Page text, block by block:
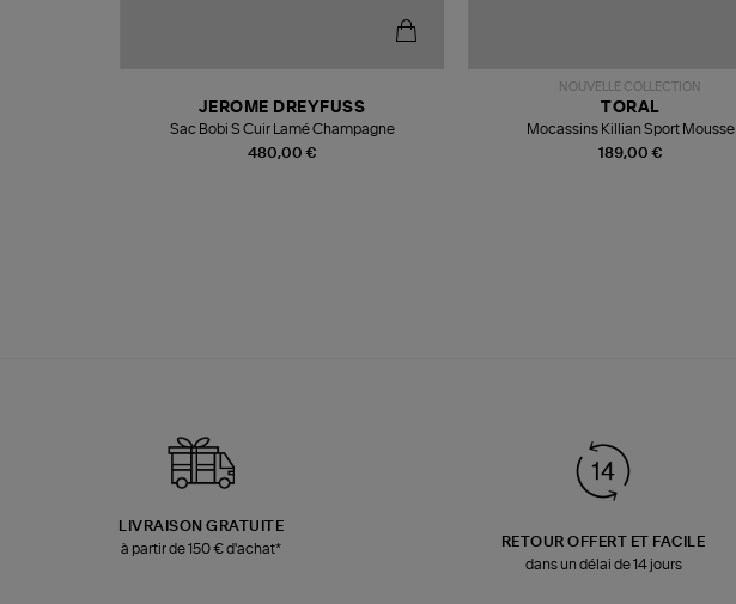
480,00 €
JEROME DREYFUSS
Sac Bobi S Cuir Lamé Champagne
NOUVELLE COLLECTION
189,00 €
TORAL
Mocassins Killian Sport Mousse
LIVRAISON GRATUITE
à partir de 150 € d'achat*
RETOUR OFFERT ET FACILE
dans un délai de 14 jours